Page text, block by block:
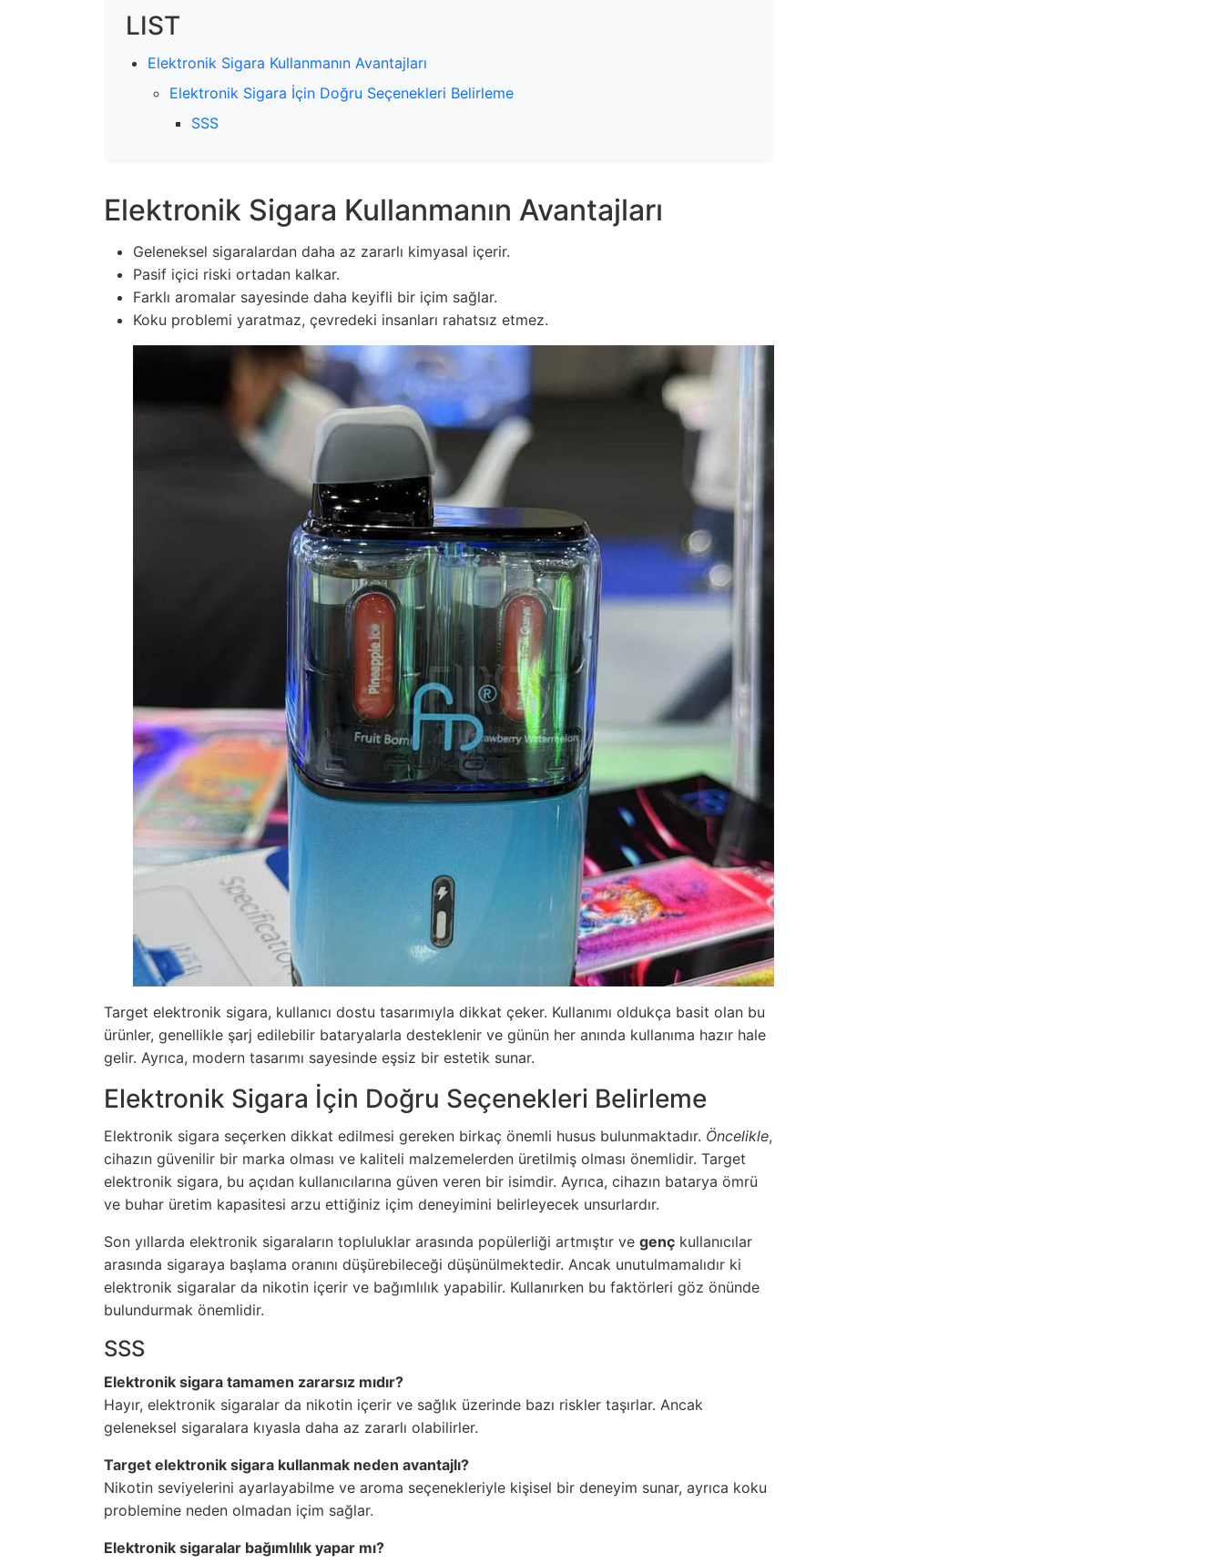
LIST
Elektronik Sigara Kullanmanın Avantajları
Elektronik Sigara İçin Doğru Seçenekleri Belirleme
SSS
Elektronik Sigara Kullanmanın Avantajları
Geleneksel sigaralardan daha az zararlı kimyasal içerir.
Pasif içici riski ortadan kalkar.
Farklı aromalar sayesinde daha keyifli bir içim sağlar.
Koku problemi yaratmaz, çevredeki insanları rahatsız etmez.
Target elektronik sigara, kullanıcı dostu tasarımıyla dikkat çeker. Kullanımı oldukça basit olan bu
ürünler, genellikle şarj edilebilir bataryalarla desteklenir ve günün her anında kullanıma hazır hale
gelir. Ayrıca, modern tasarımı sayesinde eşsiz bir estetik sunar.
Elektronik Sigara İçin Doğru Seçenekleri Belirleme
Elektronik sigara seçerken dikkat edilmesi gereken birkaç önemli husus bulunmaktadır. Öncelikle,
cihazın güvenilir bir marka olması ve kaliteli malzemelerden üretilmiş olması önemlidir. Target
elektronik sigara, bu açıdan kullanıcılarına güven veren bir isimdir. Ayrıca, cihazın batarya ömrü
ve buhar üretim kapasitesi arzu ettiğiniz içim deneyimini belirleyecek unsurlardır.
Son yıllarda elektronik sigaraların topluluklar arasında popülerliği artmıştır ve genç kullanıcılar
arasında sigaraya başlama oranını düşürebileceği düşünülmektedir. Ancak unutulmamalıdır ki
elektronik sigaralar da nikotin içerir ve bağımlılık yapabilir. Kullanırken bu faktörleri göz önünde
bulundurmak önemlidir.
SSS
Elektronik sigara tamamen zararsız mıdır?
Hayır, elektronik sigaralar da nikotin içerir ve sağlık üzerinde bazı riskler taşırlar. Ancak
geleneksel sigaralara kıyasla daha az zararlı olabilirler.
Target elektronik sigara kullanmak neden avantajlı?
Nikotin seviyelerini ayarlayabilme ve aroma seçenekleriyle kişisel bir deneyim sunar, ayrıca koku
problemine neden olmadan içim sağlar.
Elektronik sigaralar bağımlılık yapar mı?